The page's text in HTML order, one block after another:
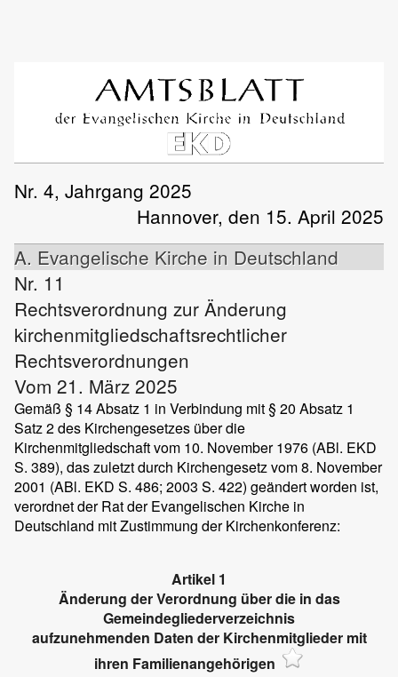
Nr. 4, Jahrgang 2025
Hannover, den 15. April 2025
A. Evangelische Kirche in Deutschland
Nr. 11
Rechtsverordnung zur Änderung
kirchenmitgliedschaftsrechtlicher
Rechtsverordnungen
Vom 21. März 2025
Gemäß § 14 Absatz 1 in Verbindung mit § 20 Absatz 1
Satz 2 des Kirchengesetzes über die
Kirchenmitgliedschaft vom 10. November 1976 (ABl. EKD
S. 389), das zuletzt durch Kirchengesetz vom 8. November
2001 (ABl. EKD S. 486; 2003 S. 422) geändert worden ist,
verordnet der Rat der Evangelischen Kirche in
Deutschland mit Zustimmung der Kirchenkonferenz:
Artikel 1
Änderung der Verordnung über die in das
Gemeindegliederverzeichnis
aufzunehmenden Daten der Kirchenmitglieder mit
ihren Familienangehörigen